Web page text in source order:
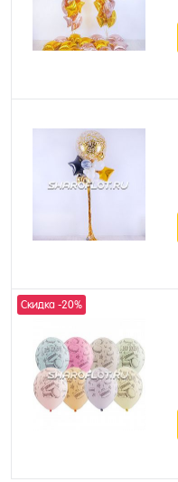
Скидка -20%